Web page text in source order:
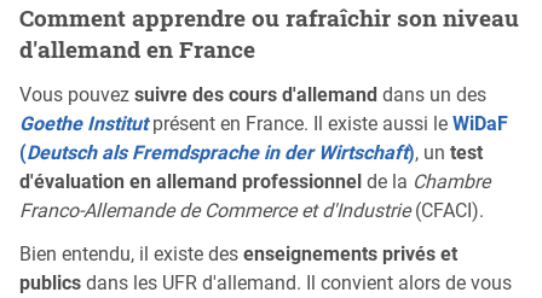
Comment apprendre ou rafraîchir son niveau
d'allemand en France
Vous pouvez suivre des cours d'allemand dans un des
Goethe Institutprésent en France. Il existe aussi le WiDaF
(Deutsch als Fremdsprache in der Wirtschaft), un test
d'évaluation en allemand professionnel de la Chambre
Franco-Allemande de Commerce et d'Industrie(CFACI).
Bien entendu, il existe des enseignements privés et
publics dans les UFR d'allemand. Il convient alors de vous